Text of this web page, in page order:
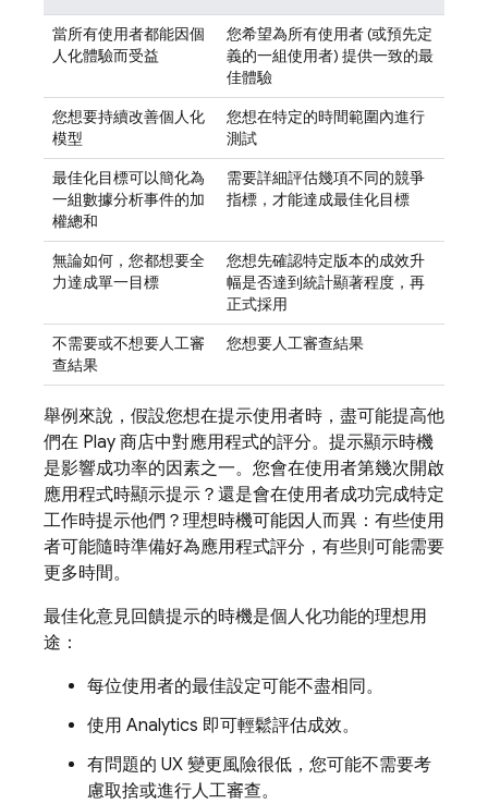
當所有使用者都能因個
人化體驗而受益
您希望為所有使用者 (或預先定
義的一組使用者) 提供一致的最
佳體驗
您想要持續改善個人化
模型
您想在特定的時間範圍內進行
測試
最佳化目標可以簡化為
一組數據分析事件的加
權總和
需要詳細評估幾項不同的競爭
指標，才能達成最佳化目標
無論如何，您都想要全
力達成單一目標
您想先確認特定版本的成效升
幅是否達到統計顯著程度，再
正式採用
不需要或不想要人工審
查結果
您想要人工審查結果
舉例來說，假設您想在提示使用者時，盡可能提高他
們在 Play 商店中對應用程式的評分。提示顯示時機
是影響成功率的因素之一。您會在使用者第幾次開啟
應用程式時顯示提示？還是會在使用者成功完成特定
工作時提示他們？理想時機可能因人而異：有些使用
者可能隨時準備好為應用程式評分，有些則可能需要
更多時間。
最佳化意見回饋提示的時機是個人化功能的理想用
途：
每位使用者的最佳設定可能不盡相同。
使用 Analytics 即可輕鬆評估成效。
有問題的 UX 變更風險很低，您可能不需要考
慮取捨或進行人工審查。